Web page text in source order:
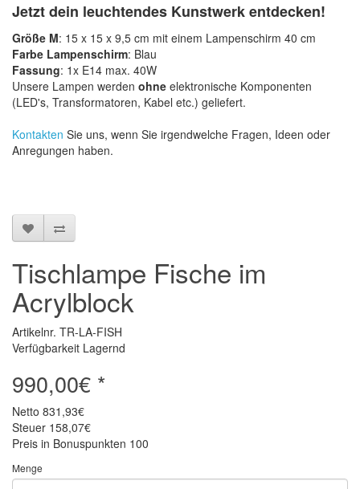
Jetzt dein leuchtendes Kunstwerk entdecken!
Größe M: 15 x 15 x 9,5 cm mit einem Lampenschirm 40 cm
Farbe Lampenschirm: Blau
Fassung: 1x E14 max. 40W
Unsere Lampen werden ohne elektronische Komponenten
(LED's, Transformatoren, Kabel etc.) geliefert.
Kontakten Sie uns, wenn Sie irgendwelche Fragen, Ideen oder
Anregungen haben.
Tischlampe Fische im
Acrylblock
Artikelnr. TR-LA-FISH
Verfügbarkeit Lagernd
990,00€ *
Netto 831,93€
Steuer 158,07€
Preis in Bonuspunkten 100
Menge